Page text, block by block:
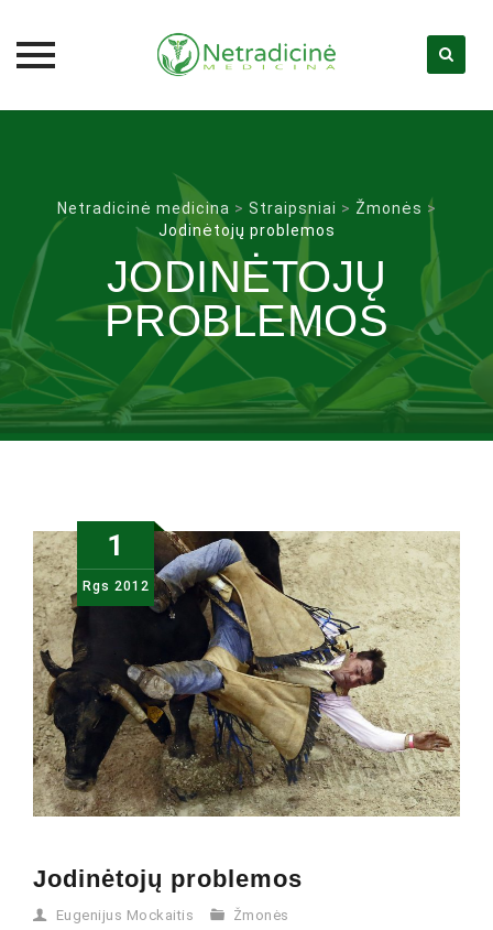
Netradicinė medicina > Straipsniai > Žmonės >
Jodinėtojų problemos
JODINĖTOJŲ
PROBLEMOS
1
Rgs 2012
Jodinėtojų problemos
Eugenijus Mockaitis Žmonės